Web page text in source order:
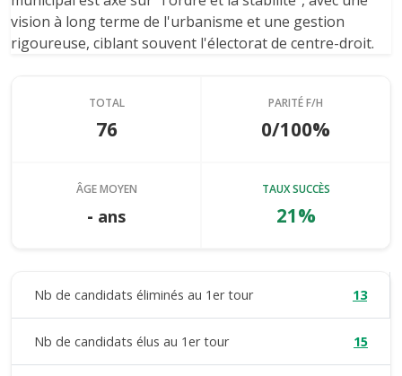
vision à long terme de l'urbanisme et une gestion
rigoureuse, ciblant souvent l'électorat de centre-droit.
TOTAL
76
PARITÉ F/H
0/100%
ÂGE MOYEN
- ans
TAUX SUCCÈS
21%
Nb de candidats éliminés au 1er tour 13
Nb de candidats élus au 1er tour 15